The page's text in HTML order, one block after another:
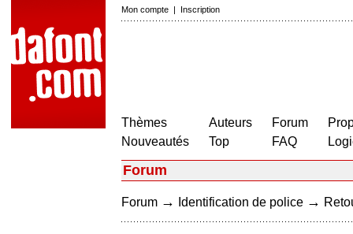
Mon compte | Inscription
Thèmes
Nouveautés
Auteurs
Top
Forum
FAQ
Forum
Forum → Identification de police →